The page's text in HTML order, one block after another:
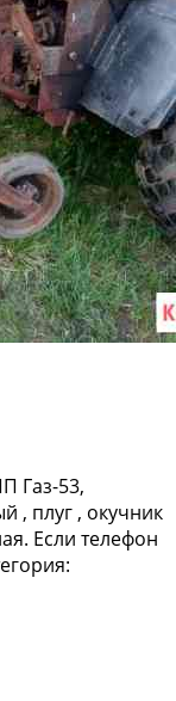
Газ-53,
, плуг , окучник
Если телефон